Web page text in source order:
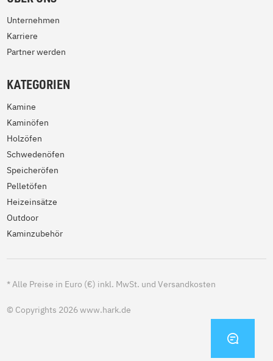
Unternehmen
Karriere
Partner werden
KATEGORIEN
Kamine
Kaminöfen
Holzöfen
Schwedenöfen
Speicheröfen
Pelletöfen
Heizeinsätze
Outdoor
Kaminzubehör
*Alle Preise in Euro (€) inkl. MwSt. und Versandkosten
© Copyrights 2026 www.hark.de